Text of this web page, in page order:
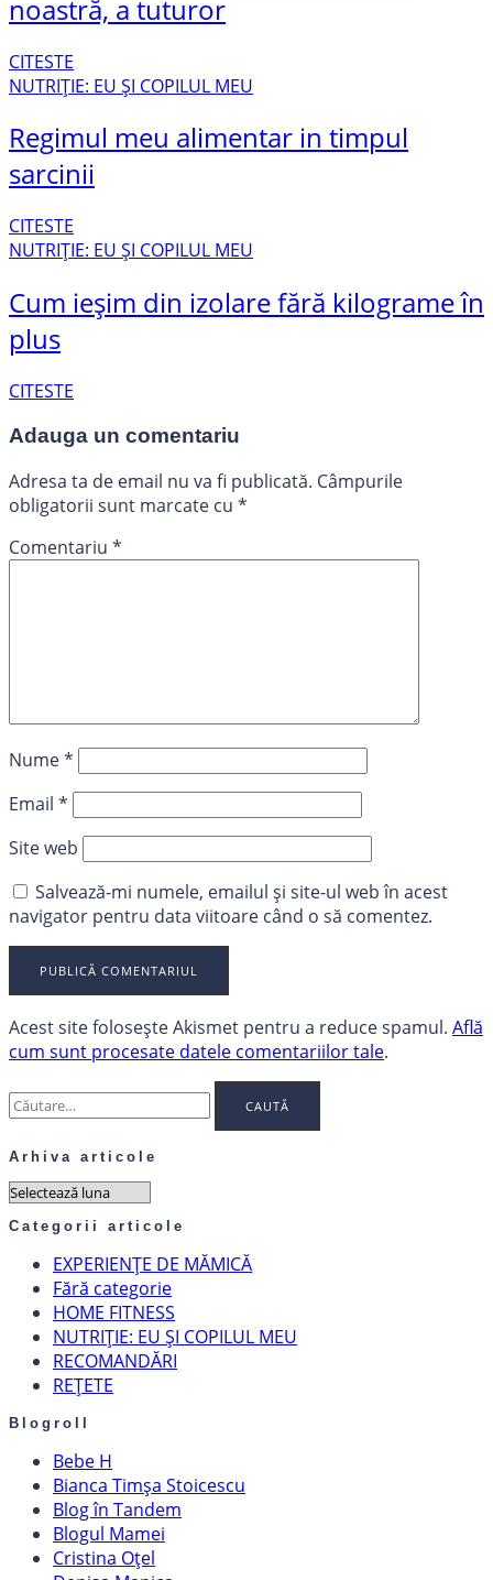
noastră, a tuturor
CITESTE
NUTRIȚIE: EU ȘI COPILUL MEU
Regimul meu alimentar in timpul
sarcinii
CITESTE
NUTRIȚIE: EU ȘI COPILUL MEU
Cum ieșim din izolare fără kilograme în
plus
CITESTE
Adauga un comentariu
Adresa ta de email nu va fi publicată. Câmpurile
obligatorii sunt marcate cu *
Comentariu *
Nume*
Email *
Site web
Salvează-mi numele, emailul și site-ul web în acest
navigator pentru data viitoare când o să comentez.
Acest site folosește Akismet pentru a reduce spamul. Află
cum sunt procesate datele comentariilor tale.
Caută
după:
Arhiva articole
Arhiva
articole
Categorii articole
EXPERIENȚE DE MĂMICĂ
Fără categorie
HOME FITNESS
NUTRIȚIE: EU ȘI COPILUL MEU
RECOMANDĂRI
REȚETE
Blogroll
Bebe H
Bianca Timșa Stoicescu
Blog în Tandem
Blogul Mamei
Cristina Oțel